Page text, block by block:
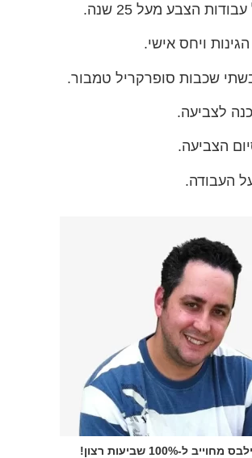
סילבס
הצבע מעל 25 שנה.
ויחס אישי.
שכבות סופרקריל טמבור.
לצביעה.
הצביעה.
העבודה.
ל-100% שביעות רצון!